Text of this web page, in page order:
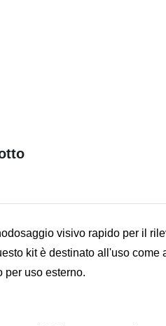
visivo rapido per il
kit è destinato all'uso
per uso esterno.